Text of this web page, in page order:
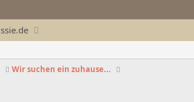
Wir suchen ein zuhause...